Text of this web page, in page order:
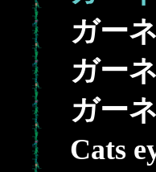
ガー
ガー
ガー
Cats